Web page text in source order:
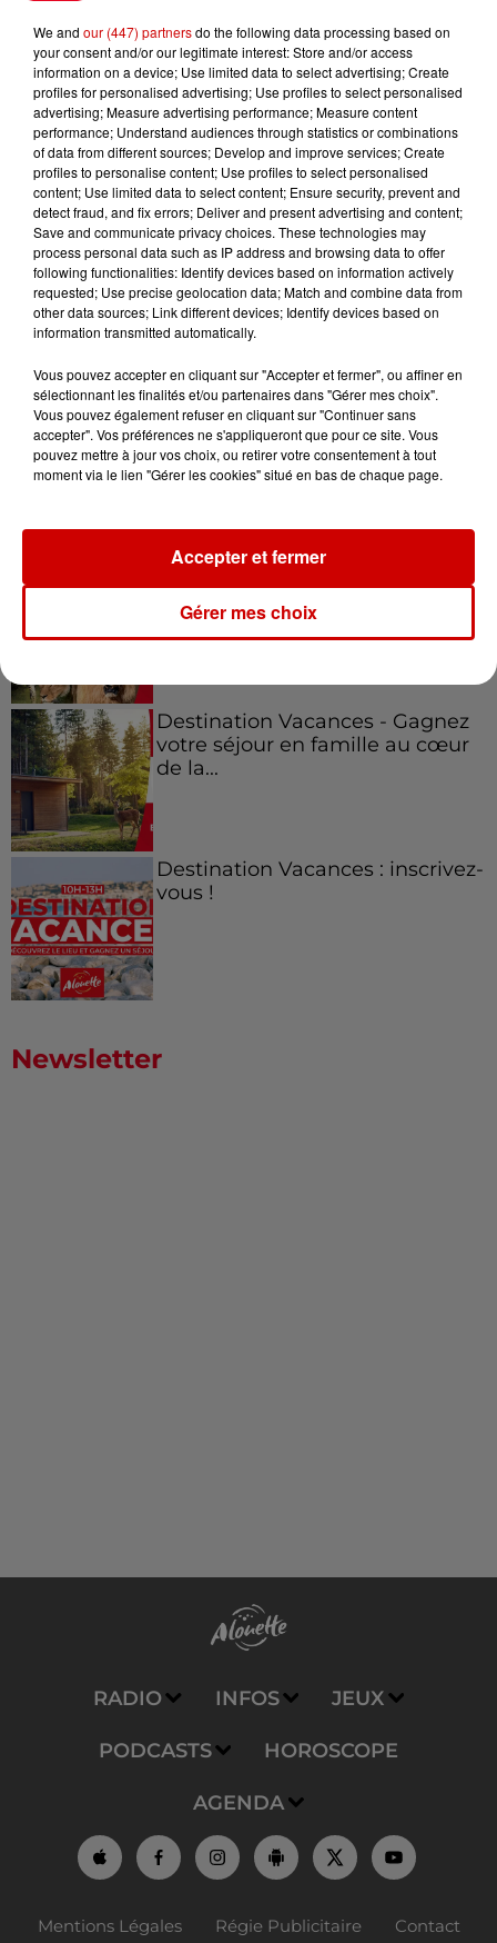
Limoges : un bébé d'un mois
blessé dans un incendie, un
appartement...
7 août 2026
Éclipse solaire : découvrez les
meilleurs spots d'observation
du...
7 août 2026
À LA UNE : professeur
condamné, repreneurs pour
Duralex et la...
Le Duel - Gagnez vos entrées
pour l'un des zoos de nos
régions !
Destination Vacances - Gagnez
votre séjour en famille au cœur
de la...
Destination Vacances : inscrivez-
vous !
Newsletter
RADIO INFOS JEUX
PODCASTS HOROSCOPE
AGENDA
Mentions Légales Régie Publicitaire Contact
We and our (447) partnersdo the following data processing based on
your consent and/or our legitimate interest: Store and/or access
information on a device; Use limited data to select advertising; Create
profiles for personalised advertising; Use profiles to select personalised
advertising; Measure advertising performance; Measure content
performance; Understand audiences through statistics or combinations
of data from different sources; Develop and improve services; Create
profiles to personalise content; Use profiles to select personalised
content; Use limited data to select content; Ensure security, prevent and
detect fraud, and fix errors; Deliver and present advertising and content;
Save and communicate privacy choices. These technologies may
process personal data such as IP address and browsing data to offer
following functionalities: Identify devices based on information actively
requested; Use precise geolocation data; Match and combine data from
other data sources; Link different devices; Identify devices based on
information transmitted automatically.
Vous pouvez accepter en cliquant sur "Accepter et fermer", ou affiner en
sélectionnant les finalités et/ou partenaires dans "Gérer mes choix".
Vous pouvez également refuser en cliquant sur "Continuer sans
accepter". Vos préférences ne s'appliqueront que pour ce site. Vous
pouvez mettre à jour vos choix, ou retirer votre consentement à tout
moment via le lien "Gérer les cookies" situé en bas de chaque page.
Gérer mes choix
Accepter et fermer